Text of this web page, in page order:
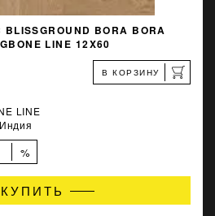
BORA BORA
LINE 12X60
В КОРЗИНУ
LINE
Индия
%
КУПИТЬ